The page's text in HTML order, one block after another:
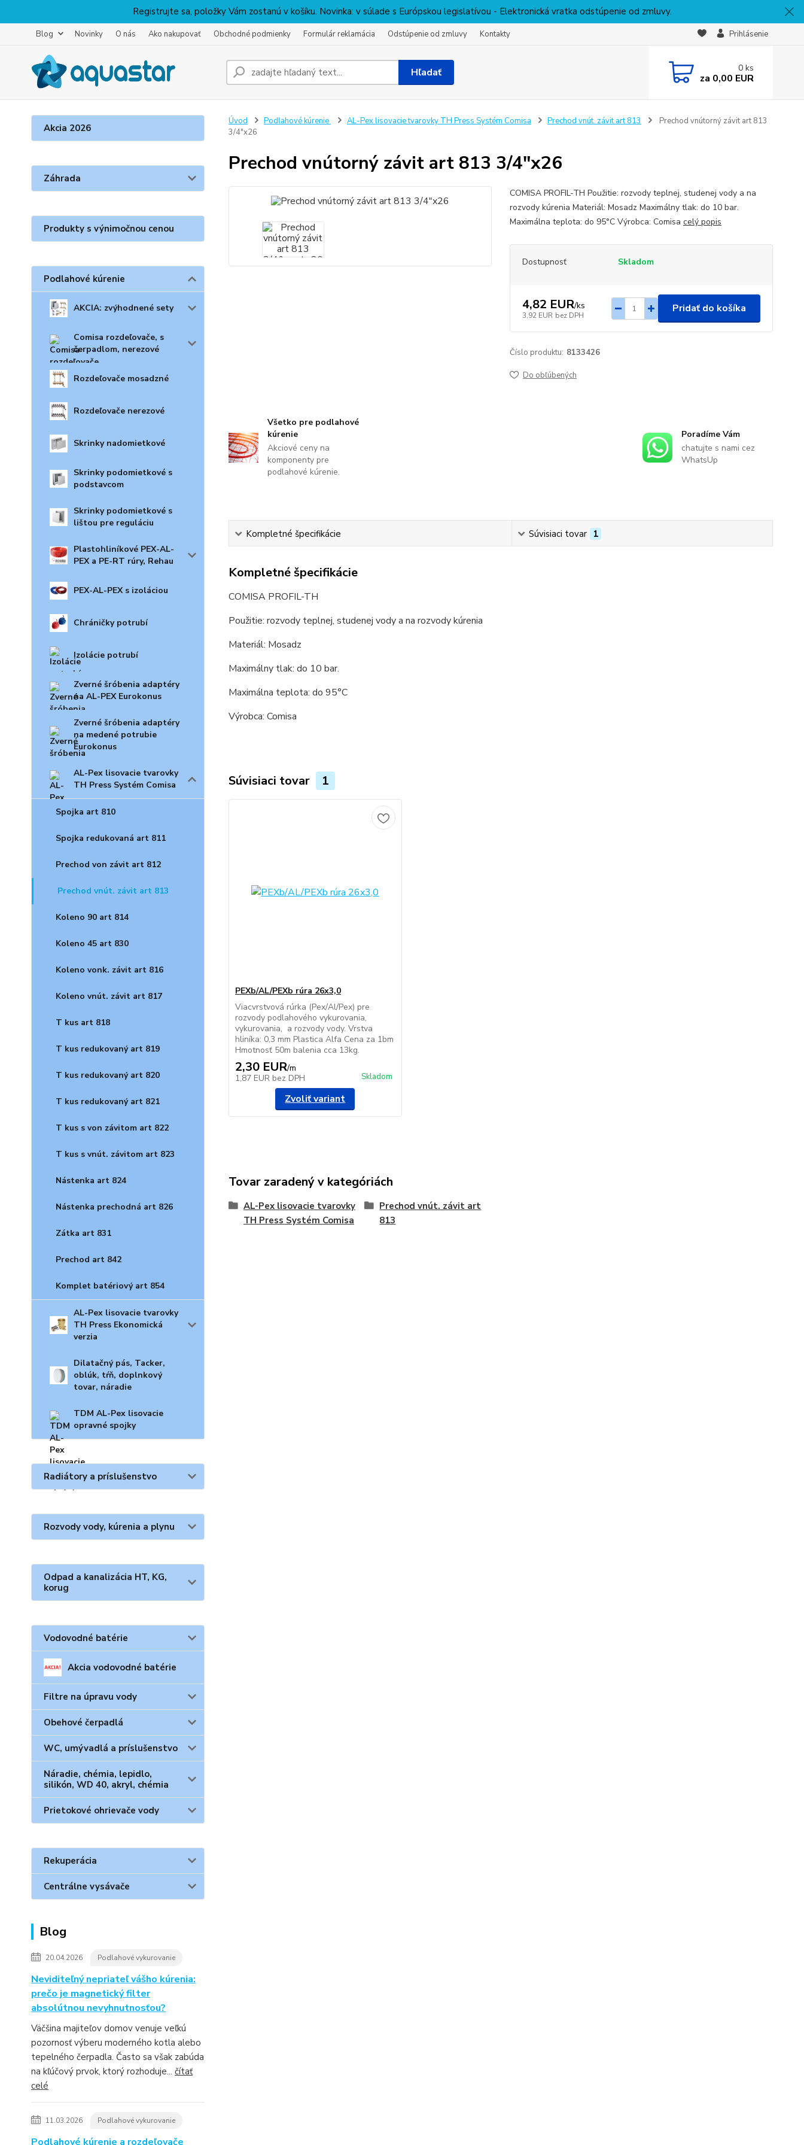
Registrujte sa, položky Vám zostanú v košíku. Novinka: v súlade s Európskou legislatívou - Elektronická vratka odstúpenie od zmluvy.
Blog Novinky O nás Ako nakupovať Obchodné podmienky Formulár reklamácia Odstúpenie od zmluvy Kontakty Prihlásenie
Hľadať 0 ks
za 0,00 EUR
Akcia 2026
Záhrada
Produkty s výnimočnou cenou
Podlahové kúrenie
AKCIA: zvýhodnené sety
Comisa rozdeľovače, s
čerpadlom, nerezové
Rozdeľovače mosadzné
Rozdeľovače nerezové
Skrinky nadomietkové
Skrinky podomietkové s
podstavcom
Skrinky podomietkové s
lištou pre reguláciu
Plastohliníkové PEX-AL-
PEX a PE-RT rúry, Rehau
PEX-AL-PEX s izoláciou
Chráničky potrubí
Izolácie potrubí
Zverné šróbenia adaptéry
na AL-PEX Eurokonus
Zverné šróbenia adaptéry
na medené potrubie
Eurokonus
AL-Pex lisovacie tvarovky
TH Press Systém Comisa
Spojka art 810
Spojka redukovaná art 811
Prechod von závit art 812
Prechod vnút. závit art 813
Koleno 90 art 814
Koleno 45 art 830
Koleno vonk. závit art 816
Koleno vnút. závit art 817
T kus art 818
T kus redukovaný art 819
T kus redukovaný art 820
T kus redukovaný art 821
T kus s von závitom art 822
T kus s vnút. závitom art 823
Nástenka art 824
Nástenka prechodná art 826
Zátka art 831
Prechod art 842
Komplet batériový art 854
AL-Pex lisovacie tvarovky
TH Press Ekonomická
verzia
Dilatačný pás, Tacker,
oblúk, tŕň, doplnkový
tovar, náradie
TDM AL-Pex lisovacie
opravné spojky
Radiátory a príslušenstvo
Rozvody vody, kúrenia a plynu
Odpad a kanalizácia HT, KG,
korug
Vodovodné batérie
Akcia vodovodné batérie
Filtre na úpravu vody
Obehové čerpadlá
WC, umývadlá a príslušenstvo
Náradie, chémia, lepidlo,
silikón, WD 40, akryl, chémia
Prietokové ohrievače vody
Rekuperácia
Centrálne vysávače
Blog
20.04.2026 Podlahové vykurovanie
Neviditeľný nepriateľ vášho kúrenia:
prečo je magnetický filter
absolútnou nevyhnutnosťou?
Väčšina majiteľov domov venuje veľkú
pozornosť výberu moderného kotla alebo
tepelného čerpadla. Často sa však zabúda
na kľúčový prvok, ktorý rozhoduje... čítať
celé
11.03.2026 Podlahové vykurovanie
Podlahové kúrenie a rozdeľovače
Úvod Podlahové kúrenie AL-Pex lisovacie tvarovky TH Press Systém Comisa Prechod vnút. závit art 813
Prechod vnútorný závit art 813
3/4"x26
Prechod vnútorný závit art 813 3/4"x26
COMISA PROFIL-TH Použitie: rozvody teplnej, studenej vody a na
rozvody kúrenia Materiál: Mosadz Maximálny tlak: do 10 bar.
Maximálna teplota: do 95°C Výrobca: Comisa celý popis
Dostupnosť Skladom
4,82 EUR/ks
3,92 EUR bez DPH
Pridať do košíka
Číslo produktu: 8133426
Do obľúbených
Všetko pre podlahové
kúrenie
Akciové ceny na
komponenty pre
podlahové kúrenie.
Poradíme Vám
chatujte s nami cez
WhatsUp
Kompletné špecifikácie Súvisiaci tovar 1
Kompletné špecifikácie
COMISA PROFIL-TH
Použitie: rozvody teplnej, studenej vody a na rozvody kúrenia
Materiál: Mosadz
Maximálny tlak: do 10 bar.
Maximálna teplota: do 95°C
Výrobca: Comisa
Súvisiaci tovar 1
PEXb/AL/PEXb rúra 26x3,0
Viacvrstvová rúrka (Pex/Al/Pex) pre
rozvody podlahového vykurovania,
vykurovania, a rozvody vody. Vrstva
hliníka: 0,3 mm Plastica Alfa Cena za 1bm
Hmotnosť 50m balenia cca 13kg.
2,30 EUR/m
1,87 EUR bez DPH Skladom
Zvoliť variant
Tovar zaradený v kategóriách
AL-Pex lisovacie tvarovky
TH Press Systém Comisa
Prechod vnút. závit art
813